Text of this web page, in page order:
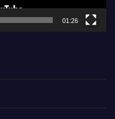
01:26